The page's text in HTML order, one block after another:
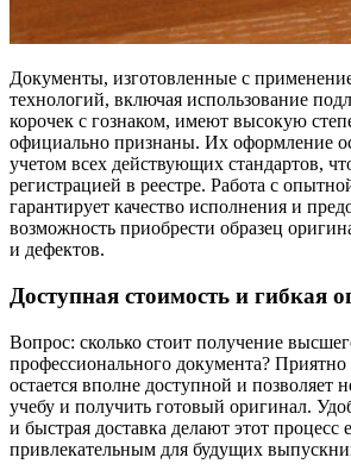
Документы, изготовленные с
технологий, включая использование
корочек с гознаком, имеют высокую
официально признаны. Их оформление
учетом всех действующих стандартов,
регистрацией в реестре. Работа с
гарантирует качество исполнения и
возможность приобрести образец
и дефектов.
Доступная стоимость и гибкая
Вопрос: сколько стоит получение
профессионального документа? Приятно
остается вполне доступной и позволяет
учебу и получить готовый оригинал.
и быстрая доставка делают этот процесс
привлекательным для будущих